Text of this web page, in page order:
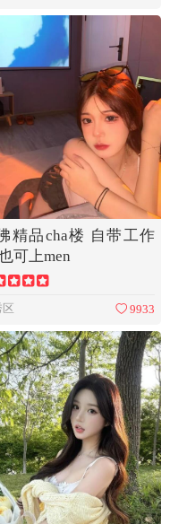
精品cha楼 自带工作
可上men
区 9933